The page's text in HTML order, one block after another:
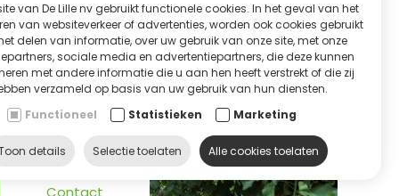
& HULP
ons
Contact
van De Lille nv gebruikt functionele cookies. In het geval van het
van websiteverkeer of advertenties, worden ook cookies gebruikt
delen van informatie, over uw gebruik van onze site, met onze
sociale media en advertentiepartners, die deze kunnen
met andere informatie die u aan hen heeft verstrekt of die zij
verzameld op basis van uw gebruik van hun diensten.
Functioneel
Statistieken Marketing
details Selectie toelaten Alle cookies toelaten